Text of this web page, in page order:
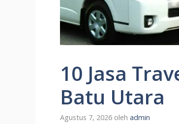
10 Jasa
Batu Utara
Agustus 7, 2026 oleh admin